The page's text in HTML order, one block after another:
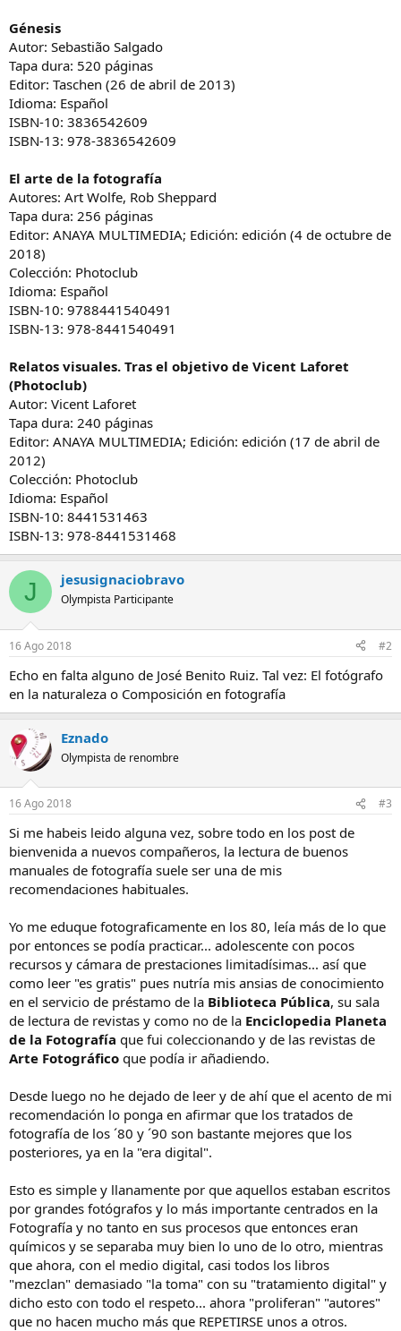
Génesis
Autor: Sebastião Salgado
Tapa dura: 520 páginas
Editor: Taschen (26 de abril de 2013)
Idioma: Español
ISBN-10: 3836542609
ISBN-13: 978-3836542609
El arte de la fotografía
Autores: Art Wolfe, Rob Sheppard
Tapa dura: 256 páginas
Editor: ANAYA MULTIMEDIA; Edición: edición (4 de octubre de
2018)
Colección: Photoclub
Idioma: Español
ISBN-10: 9788441540491
ISBN-13: 978-8441540491
Relatos visuales. Tras el objetivo de Vicent Laforet
(Photoclub)
Autor: Vicent Laforet
Tapa dura: 240 páginas
Editor: ANAYA MULTIMEDIA; Edición: edición (17 de abril de
2012)
Colección: Photoclub
Idioma: Español
ISBN-10: 8441531463
ISBN-13: 978-8441531468
J jesusignaciobravo
Olympista Participante
16 Ago 2018 #2
Echo en falta alguno de José Benito Ruiz. Tal vez: El fotógrafo
en la naturaleza o Composición en fotografía
Eznado
Olympista de renombre
16 Ago 2018 #3
Si me habeis leido alguna vez, sobre todo en los post de
bienvenida a nuevos compañeros, la lectura de buenos
manuales de fotografía suele ser una de mis
recomendaciones habituales.
Yo me eduque fotograficamente en los 80, leía más de lo que
por entonces se podía practicar... adolescente con pocos
recursos y cámara de prestaciones limitadísimas... así que
como leer "es gratis" pues nutría mis ansias de conocimiento
en el servicio de préstamo de la Biblioteca Pública, su sala
de lectura de revistas y como no de la Enciclopedia Planeta
de la Fotografía que fui coleccionando y de las revistas de
Arte Fotográfico que podía ir añadiendo.
Desde luego no he dejado de leer y de ahí que el acento de mi
recomendación lo ponga en afirmar que los tratados de
fotografía de los ´80 y ´90 son bastante mejores que los
posteriores, ya en la "era digital".
Esto es simple y llanamente por que aquellos estaban escritos
por grandes fotógrafos y lo más importante centrados en la
Fotografía y no tanto en sus procesos que entonces eran
químicos y se separaba muy bien lo uno de lo otro, mientras
que ahora, con el medio digital, casi todos los libros
"mezclan" demasiado "la toma" con su "tratamiento digital" y
dicho esto con todo el respeto... ahora "proliferan" "autores"
que no hacen mucho más que REPETIRSE unos a otros.